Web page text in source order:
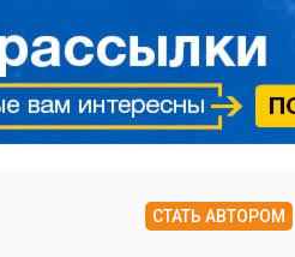
СТАТЬ АВТОРОМ